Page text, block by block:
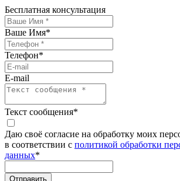
Бесплатная консультация
Ваше Имя*
Телефон*
E-mail
Текст сообщения*
Даю своё согласие на обработку моих
в соответствии с политикой обработки
данных*